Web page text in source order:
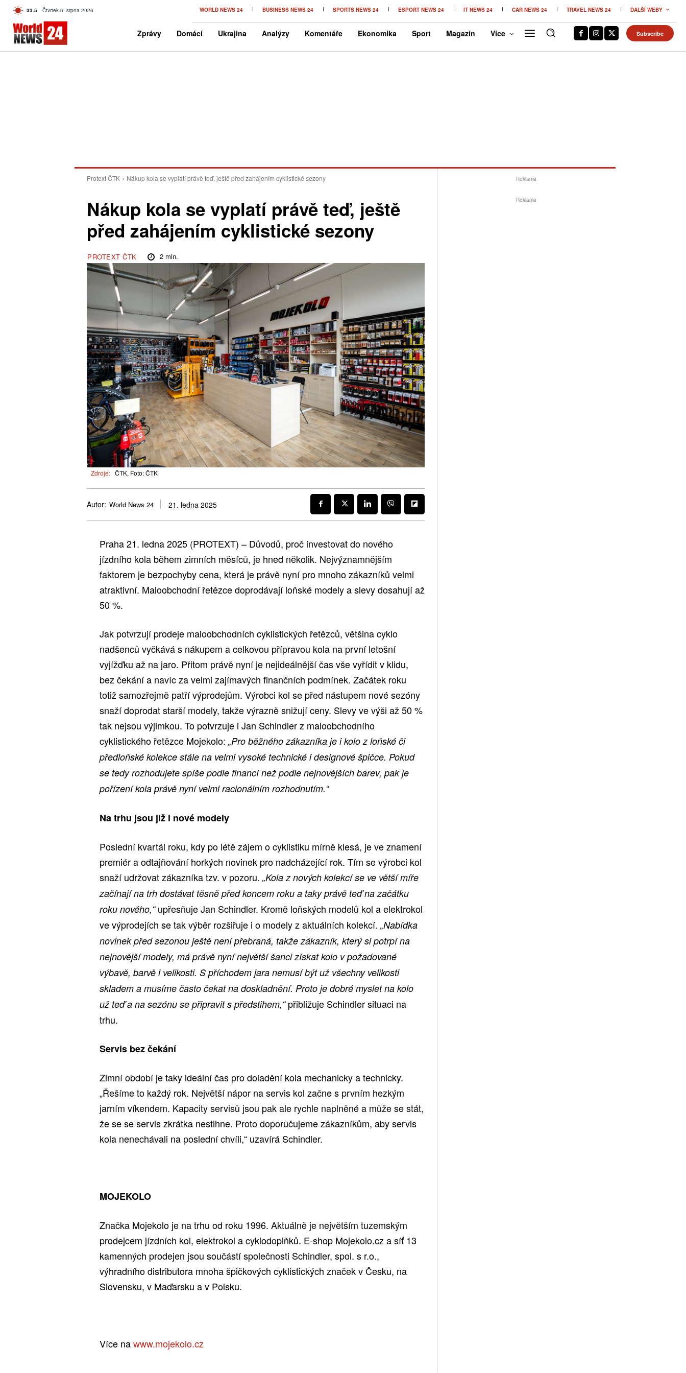
33.5 C Czech
Čtvrtek 6. srpna 2026 WORLD NEWS 24 BUSINESS NEWS 24 SPORTS NEWS 24 ESPORT NEWS 24 IT NEWS 24 CAR NEWS 24 TRAVEL NEWS 24 DALŠÍ WEBY
Zprávy Domácí Ukrajina Analýzy Komentáře Ekonomika Sport Magazín Více Subscribe
Protext ČTK Nákup kola se vyplatí právě teď, ještě před zahájením cyklistické sezony
Nákup kola se vyplatí právě teď, ještě
před zahájením cyklistické sezony
PROTEXT ČTK 2min.
Zdroje: ČTK, Foto: ČTK
Autor: World News 24 21. ledna 2025
Praha 21. ledna 2025 (PROTEXT) – Důvodů, proč investovat do nového
jízdního kola během zimních měsíců, je hned několik. Nejvýznamnějším
faktorem je bezpochyby cena, která je právě nyní pro mnoho zákazníků velmi
atraktivní. Maloobchodní řetězce doprodávají loňské modely a slevy dosahují až
50 %.
Jak potvrzují prodeje maloobchodních cyklistických řetězců, většina cyklo
nadšenců vyčkává s nákupem a celkovou přípravou kola na první letošní
vyjížďku až na jaro. Přitom právě nyní je nejideálnější čas vše vyřídit v klidu,
bez čekání a navíc za velmi zajímavých finančních podmínek. Začátek roku
totiž samozřejmě patří výprodejům. Výrobci kol se před nástupem nové sezóny
snaží doprodat starší modely, takže výrazně snižují ceny. Slevy ve výši až 50 %
tak nejsou výjimkou. To potvrzuje i Jan Schindler z maloobchodního
cyklistického řetězce Mojekolo: „Pro běžného zákazníka je i kolo z loňské či
předloňské kolekce stále na velmi vysoké technické i designové špičce. Pokud
se tedy rozhodujete spíše podle financí než podle nejnovějších barev, pak je
pořízení kola právě nyní velmi racionálním rozhodnutím.“
Na trhu jsou již i nové modely
Poslední kvartál roku, kdy po létě zájem o cyklistiku mírně klesá, je ve znamení
premiér a odtajňování horkých novinek pro nadcházející rok. Tím se výrobci kol
snaží udržovat zákazníka tzv. v pozoru. „Kola z nových kolekcí se ve větší míře
začínají na trh dostávat těsně před koncem roku a taky právě teď na začátku
roku nového,“ upřesňuje Jan Schindler. Kromě loňských modelů kol a elektrokol
ve výprodejích se tak výběr rozšiřuje i o modely z aktuálních kolekcí. „Nabídka
novinek před sezonou ještě není přebraná, takže zákazník, který si potrpí na
nejnovější modely, má právě nyní největší šanci získat kolo v požadované
výbavě, barvě i velikosti. S příchodem jara nemusí být už všechny velikosti
skladem a musíme často čekat na doskladnění. Proto je dobré myslet na kolo
už teď a na sezónu se připravit s předstihem,“ přibližuje Schindler situaci na
trhu.
Servis bez čekání
Zimní období je taky ideální čas pro doladění kola mechanicky a technicky.
„Řešíme to každý rok. Největší nápor na servis kol začne s prvním hezkým
jarním víkendem. Kapacity servisů jsou pak ale rychle naplněné a může se stát,
že se se servis zkrátka nestihne. Proto doporučujeme zákazníkům, aby servis
kola nenechávali na poslední chvíli,“ uzavírá Schindler.
MOJEKOLO
Značka Mojekolo je na trhu od roku 1996. Aktuálně je největším tuzemským
prodejcem jízdních kol, elektrokol a cyklodoplňků. E-shop Mojekolo.cz a síť 13
kamenných prodejen jsou součástí společnosti Schindler, spol. s r.o.,
výhradního distributora mnoha špičkových cyklistických značek v Česku, na
Slovensku, v Maďarsku a v Polsku.
Více nawww.mojekolo.cz
Reklama
Reklama